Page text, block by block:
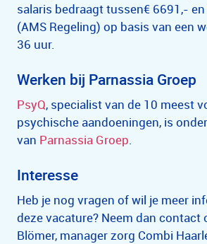
salaris bedraagt tussen€ 6691,-
(AMS Regeling) op basis van een
36 uur.
Werken bij Parnassia Groep
PsyQ, specialist van de 10 meest
psychische aandoeningen, is
van Parnassia Groep.
Interesse
Heb je nog vragen of wil je meer
deze vacature? Neem dan contact
Blömer, manager zorg Combi